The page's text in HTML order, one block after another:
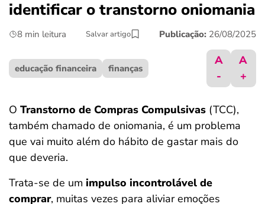
crédito fácil
últimas notícias
ferramentas
identificar o transtorno oniomania
8 min leitura Salvar artigo Publicação: 26/08/2025
educação financeira finanças
A
-
A
+
O Transtorno de Compras Compulsivas (TCC),
também chamado de oniomania, é um problema
que vai muito além do hábito de gastar mais do
que deveria.
Trata-se de um impulso incontrolável de
comprar, muitas vezes para aliviar emoções